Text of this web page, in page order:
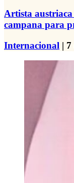
Artista austriaca
campana para
Internacional |